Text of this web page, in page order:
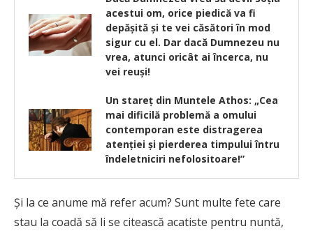
acestui om, orice piedică va fi
depăşită şi te vei căsători în mod
sigur cu el. Dar dacă Dumnezeu nu
vrea, atunci oricât ai încerca, nu
vei reuşi!
Un stareț din Muntele Athos: „Cea
mai dificilă problemă a omului
contemporan este distragerea
atenției și pierderea timpului întru
îndeletniciri nefolositoare!”
Și la ce anume mă refer acum? Sunt multe fete care
stau la coadă să li se citească acatiste pentru nuntă,